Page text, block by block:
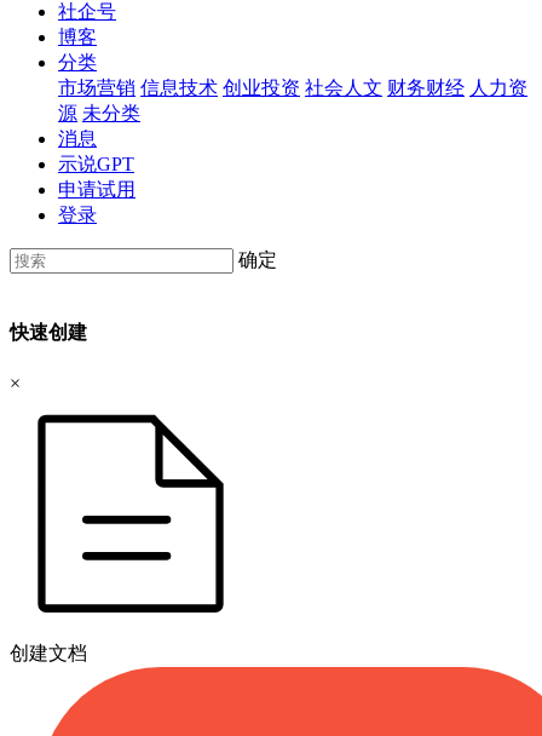
社企号
博客
分类
市场营销 信息技术 创业投资 社会人文 财务财经 人力资
源 未分类
消息
示说GPT
申请试用
登录
确定
快速创建
×
创建文档